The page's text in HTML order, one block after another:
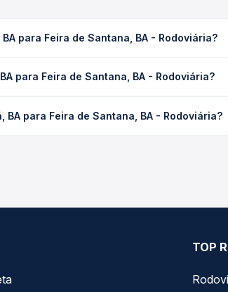
para Feira de Santana, BA - Rodoviária?
você consulta os horários
para Feira de Santana, BA - Rodoviária?
você compara os preços de todas as
para Feira de Santana, BA - Rodoviária?
TOP